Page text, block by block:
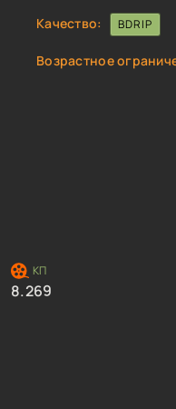
8.269
Качество:
BDRIP
Возрастное